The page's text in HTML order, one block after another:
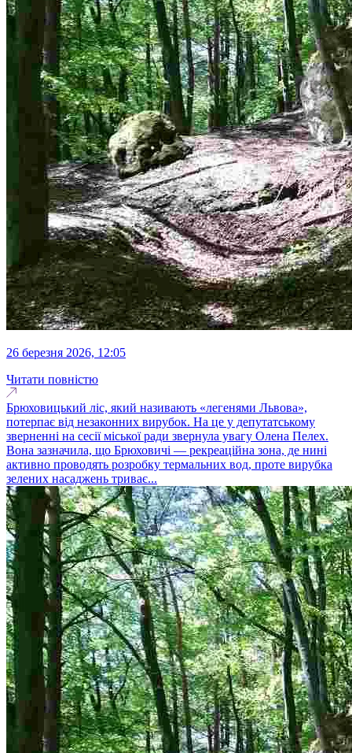
26 березня 2026, 12:05
Читати повністю
Брюховицький ліс, який називають «легенями Львова»,
потерпає від незаконних вирубок. На це у депутатському
зверненні на сесії міської ради звернула увагу Олена Пелех.
Вона зазначила, що Брюховичі — рекреаційна зона, де нині
активно проводять розробку термальних вод, проте вирубка
зелених насаджень триває...